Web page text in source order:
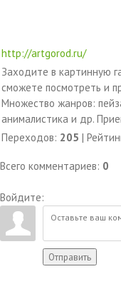
http://artgorod.ru/
Заходите в картинную
сможете посмотреть и
Множество жанров:
анималистика и др.
Переходов: 205 |
Всего комментариев: 0
Войдите:
Отправить